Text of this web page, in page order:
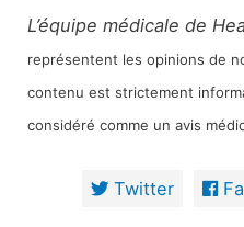
L’équipe médicale de
représentent les opinions de
contenu est strictement
considéré comme un avis
Twitter